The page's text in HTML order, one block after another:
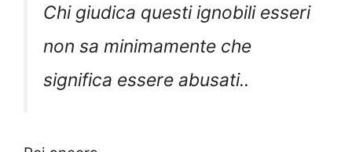
Chi giudica questi ignobili esseri
non sa minimamente che
significa essere abusati..